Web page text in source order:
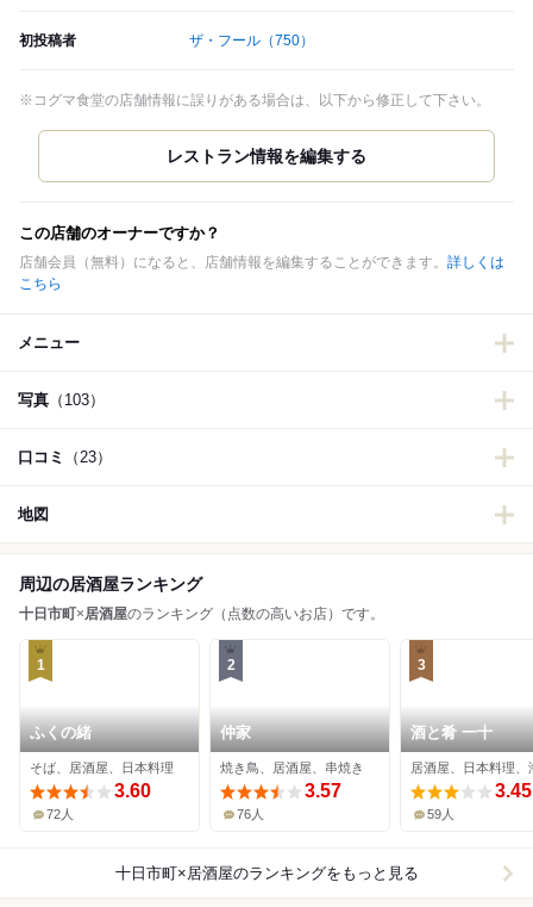
初投稿者 ザ・フール （750）
※コグマ食堂の店舗情報に誤りがある場合は、以下から修正して下さい。
この店舗のオーナーですか？
店舗会員（無料）になると、店舗情報を編集することができます。 詳しくは
こちら
メニュー
写真 （103）
口コミ （23）
地図
周辺の居酒屋ランキング
十日市町×居酒屋のランキング（点数の高いお店）です。
1
ふくの緒
そば、居酒屋、日本料理
3.60
72人
2
仲家
焼き鳥、居酒屋、串焼き
3.57
76人
3
酒と肴 一十
居酒屋、日本料理、
3.45
59人
十日市町×居酒屋のランキングをもっと見る